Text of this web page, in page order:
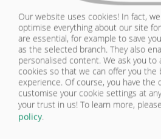
KONTAKT
OSVĚTLENÍ | DPW
Vybavení – osvětlení/bezpečnost
2 pětikomorová světla 12 V se 7pólovou
zástrčkou a bezpečnostním sklem
Our website uses cookies! In fact,
optimise everything about our site
are essential, for example to save
as the selected branch. They also
personalised content. We ask you
cookies so that we can offer you the
experience. Of course, you have the
customise your cookie settings at
your trust in us! To learn more,
policy.